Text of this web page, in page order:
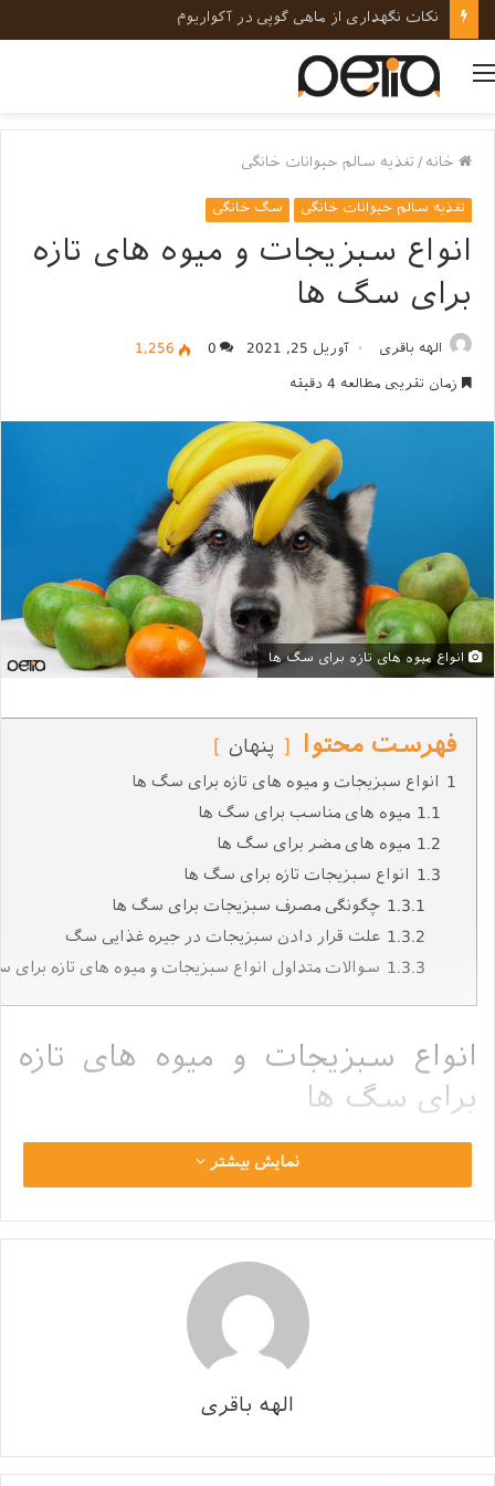
نکات نگهداری از ماهی گوپی در آکواریوم
منو
خانه / تغذیه سالم حیوانات خانگی
تغذیه سالم حیوانات خانگی سگ خانگی
انواع سبزیجات و میوه‌ های تازه
برای سگ ها
الهه باقری آوریل 25, 2021 0
1,256
زمان تقریبی مطالعه 4 دقیقه
انواع میوه‌ های تازه برای سگ ها
فهرست محتوا پنهان
1 انواع سبزیجات و میوه‌ های تازه برای سگ ها
1.1 میوه های مناسب برای سگ ها
1.2 میوه‌ های مضر برای سگ ها
1.3 انواع سبزیجات تازه برای سگ ها
1.3.1 چگونگی مصرف سبزیجات برای سگ ها
1.3.2 علت قرار دادن سبزیجات در جیره غذایی سگ
1.3.3 سوالات متداول انواع سبزیجات و میوه‌ های تازه
انواع سبزیجات و میوه‌ های تازه
برای سگ ها
سگ ها نیز مانند انسان نیاز به خوردن میوه دارند. این تصور
که سگ ها نیازی به خوردن میوه و سبزیجات ندارند و فقط
سگ ها هم خیلی از ویتامین‌های مورد نیاز بدنشان را از میوه
و سبزیجات تامین می‌کنند. در این مقاله به
میوه‌ های تازه برای سگ ها و همچنین میوه های مضر برای
ویتامین‌ها هستند. میوه‌های خشک مانند انجیر، خرما و آلو،
نمایش بیشتر
الهه باقری